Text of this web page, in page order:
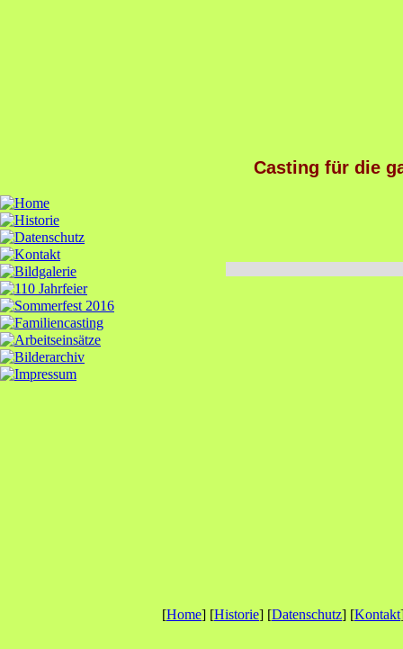
Casting für die
[Home] [Historie] [Datenschutz] [Kontakt